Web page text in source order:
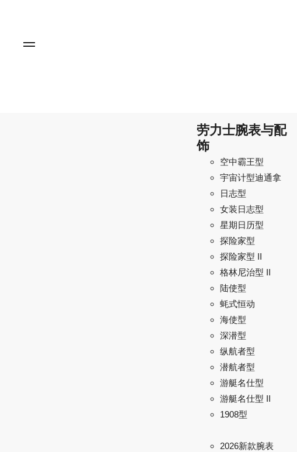
劳力士腕表与配
饰
空中霸王型
宇宙计型迪通拿
日志型
女装日志型
星期日历型
探险家型
探险家型 II
格林尼治型 II
陆使型
蚝式恒动
海使型
深潜型
纵航者型
潜航者型
游艇名仕型
游艇名仕型 II
1908型
2026新款腕表